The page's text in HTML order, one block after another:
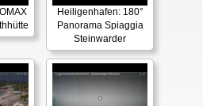
Heiligenhafen: 180°
Panorama Spiaggia
Steinwarder